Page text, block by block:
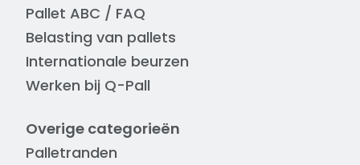
Pallet ABC / FAQ
Belasting van pallets
Internationale beurzen
Werken bij Q-Pall
Overige categorieën
Palletranden